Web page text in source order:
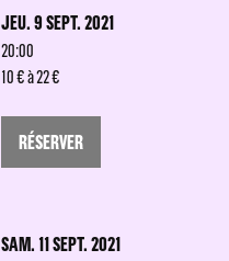
JEU. 9 SEPT. 2021
20:00
10 € à 22 €
RÉSERVER
SAM. 11 SEPT. 2021